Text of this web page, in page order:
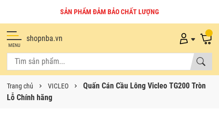
SẢN PHẨM ĐẢM BẢO CHẤT LƯỢNG
MENU
shopnba.vn
Trang chủ VICLEO
Quấn Cán Cầu Lông Vicleo TG200 Tròn
Lỗ Chính hãng